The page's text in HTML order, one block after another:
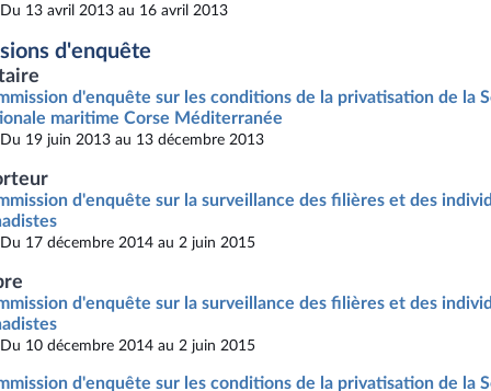
Du 13 avril 2013 au 16 avril 2013
d'enquête
d'enquête sur les conditions de la privatisation de la
maritime Corse Méditerranée
Du 19 juin 2013 au 13 décembre 2013
d'enquête sur la surveillance des filières et des
Du 17 décembre 2014 au 2 juin 2015
d'enquête sur la surveillance des filières et des
Du 10 décembre 2014 au 2 juin 2015
d'enquête sur les conditions de la privatisation de la